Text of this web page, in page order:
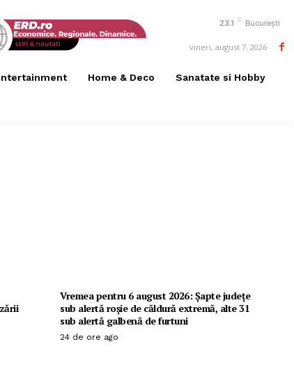
23.1 C București
vineri, august 7, 2026
Home & Deco Sanatate si Hobby
Vremea pentru 6 august 2026: Șapte județe
sub alertă roșie de căldură extremă, alte 31
sub alertă galbenă de furtuni
24 de ore ago